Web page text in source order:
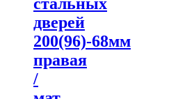
стальных
дверей
200(96)-68мм
правая
/